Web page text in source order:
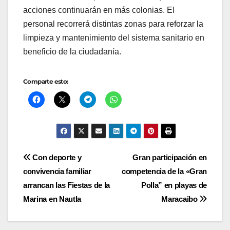
acciones continuarán en más colonias. El
personal recorrerá distintas zonas para reforzar la
limpieza y mantenimiento del sistema sanitario en
beneficio de la ciudadanía.
Comparte esto:
Navegación
de
entradas
Gran participación en
competencia de la «Gran
Polla” en playas de
Maracaibo
Con deporte y
convivencia familiar
arrancan las Fiestas de la
Marina en Nautla